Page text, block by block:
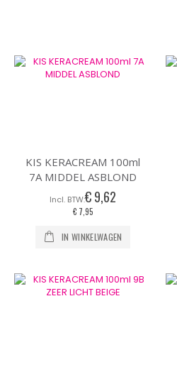
KIS KERACREAM 100ml
7A MIDDEL ASBLOND
€ 9,62
€ 7,95
IN WINKELWAGEN